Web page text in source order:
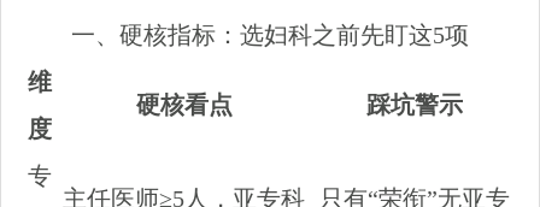
一、硬核指标：选妇科之前先盯这5项
维
度
硬核看点 踩坑警示
专
主任医师≥5人，亚专科
只有“荣衔”无亚专